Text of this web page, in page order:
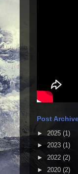
Post
► 2025 (1)
► 2023 (1)
► 2022 (2)
► 2020 (2)